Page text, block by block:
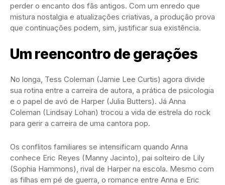
perder o encanto dos fãs antigos. Com um enredo que
mistura nostalgia e atualizações criativas, a produção prova
que continuações podem, sim, justificar sua existência.
Um reencontro de gerações
No longa, Tess Coleman (Jamie Lee Curtis) agora divide
sua rotina entre a carreira de autora, a prática de psicologia
e o papel de avó de Harper (Julia Butters). Já Anna
Coleman (Lindsay Lohan) trocou a vida de estrela do rock
para gerir a carreira de uma cantora pop.
Os conflitos familiares se intensificam quando Anna
conhece Eric Reyes (Manny Jacinto), pai solteiro de Lily
(Sophia Hammons), rival de Harper na escola. Mesmo com
as filhas em pé de guerra, o romance entre Anna e Eric